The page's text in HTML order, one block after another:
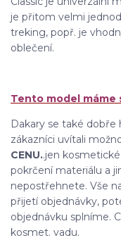
je přitom velmi
treking, popř. je
oblečení.
Tento model máme
Dakary se také dobře
zákazníci uvítali
CENU..jen
pokrčení materiálu a
nepostřehnete. Vše
přijetí objednávky,
objednávku splníme.
kosmet. vadu.